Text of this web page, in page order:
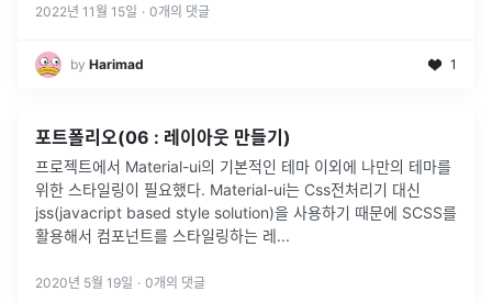
니다.
2022년 11월 15일 · 0개의 댓글
by Harimad 1
포트폴리오(06 : 레이아웃 만들기)
프로젝트에서 Material-ui의 기본적인 테마 이외에 나만의 테마를
위한 스타일링이 필요했다. Material-ui는 Css전처리기 대신
jss(javacript based style solution)을 사용하기 때문에 SCSS를
활용해서 컴포넌트를 스타일링하는 레...
2020년 5월 19일 · 0개의 댓글